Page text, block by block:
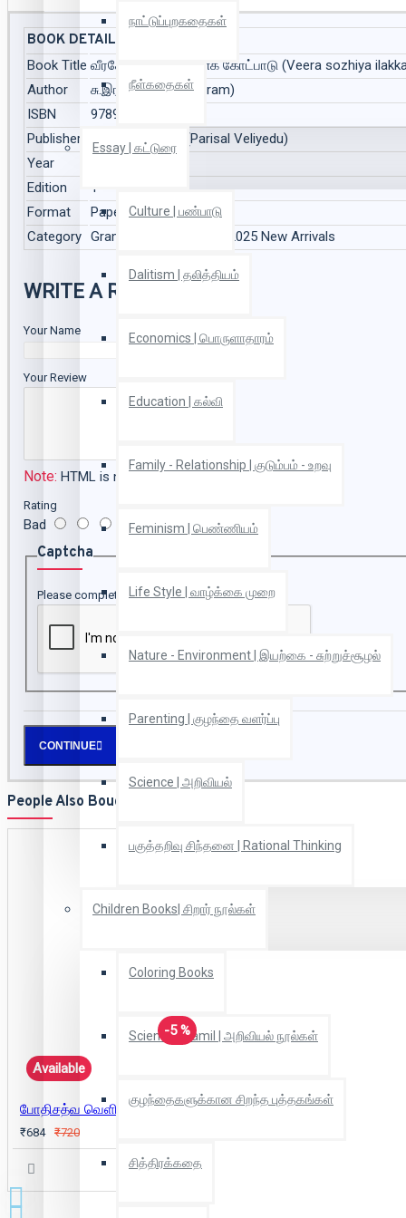
நாட்டுப்புறகதைகள்
நீள்கதைகள்
Essay | கட்டுரை
Culture | பண்பாடு
Dalitism | தலித்தியம்
Economics | பொருளாதாரம்
Education | கல்வி
Family - Relationship | குடும்பம் - உறவு
Feminism | பெண்ணியம்
Life Style | வாழ்க்கை முறை
Nature - Environment | இயற்கை - சுற்றுச்சூழல்
Parenting | குழந்தை வளர்ப்பு
Science | அறிவியல்
பகுத்தறிவு சிந்தனை | Rational Thinking
Children Books| சிறார் நூல்கள்
Coloring Books
Scientific Tamil | அறிவியல் நூல்கள்
குழந்தைகளுக்கான சிறந்த புத்தகங்கள்
சித்திரக்கதை
BOOK DETAILS
Book Title வீரசோழிய இலக்கணக் கோட்பாடு (Veera sozhiya
Author
சு.இராசாராம் (S.Rajaram)
ISBN
9789348942555
Publisher
பரிசல் வெளியீடு (Parisal Veliyedu)
Year
Edition
1
Format
Paper Back
Category Grammer | இலக்கணம், 2025 New Arrivals
WRITE A REVIEW
Your Name
Your Review
Note: HTML is not translated!
Rating
Bad Good
Captcha
Please complete the captcha validation below
CONTINUE
People Also Bought
-5 %
Available
போதிசத்வ வெளியில்
₹684 ₹720